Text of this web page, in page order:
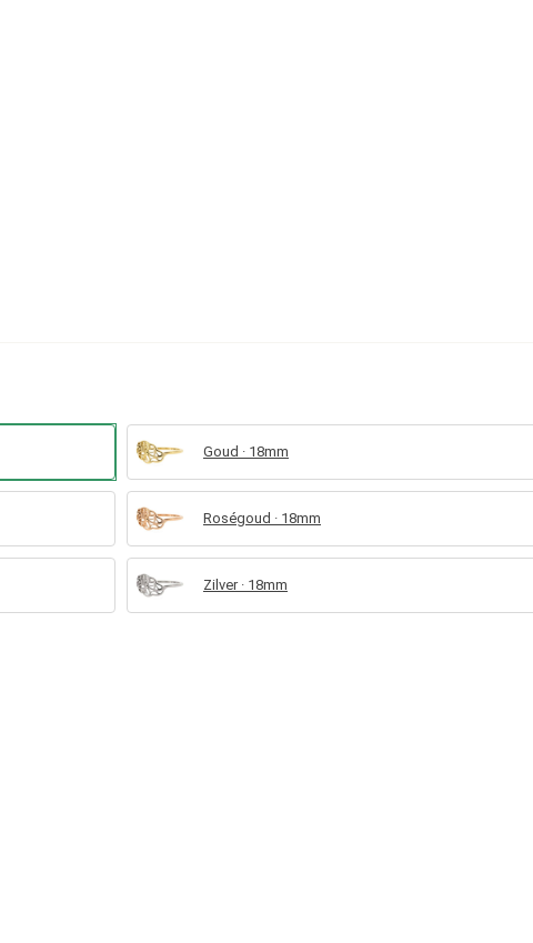
Goud · 18mm
Roségoud · 18mm
Zilver · 18mm